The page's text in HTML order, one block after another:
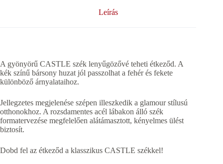
Leírás
A gyönyörű CASTLE szék lenyűgözővé teheti étkeződ. A
kék színű bársony huzat jól passzolhat a fehér és fekete
különböző árnyalataihoz.
Jellegzetes megjelenése szépen illeszkedik a glamour stílusú
otthonokhoz. A rozsdamentes acél lábakon álló szék
formatervezése megfelelően alátámasztott, kényelmes ülést
biztosít.
Dobd fel az étkeződ a klasszikus CASTLE székkel!